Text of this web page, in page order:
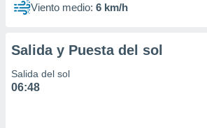
de
Viento medio: 6 km/h
Salida y Puesta del sol
Salida del sol
06:48